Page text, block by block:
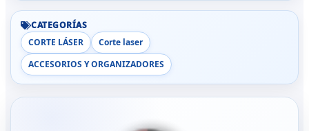
CATEGORÍAS
CORTE LÁSER
Corte laser
ACCESORIOS Y ORGANIZADORES